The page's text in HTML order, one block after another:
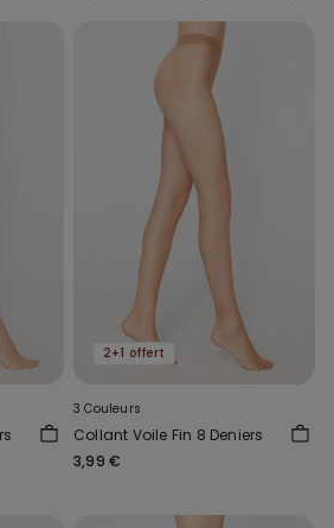
2+1 offert
3 Couleurs
Collant Voile Fin 8 Deniers
3,99 €